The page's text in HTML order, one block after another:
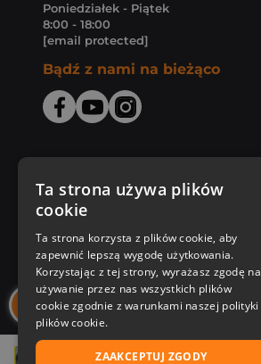
Poniedziałek - Piątek
8:00 - 18:00
[email protected]
Bądź z nami na bieżąco
Zakupy u nas
Nasza oferta
Nasi autorzy
Ta strona używa plików
cookie
Ta strona korzysta z plików cookie, aby
zapewnić lepszą wygodę użytkowania.
Korzystając z tej strony, wyrażasz zgodę na
używanie przez nas wszystkich plików
cookie zgodnie z warunkami naszej polityki
plików cookie.
ZAAKCEPTUJ ZGODY